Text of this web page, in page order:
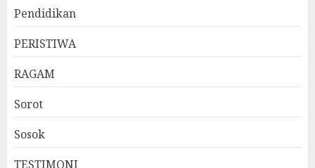
Pendidikan
PERISTIWA
RAGAM
Sorot
Sosok
TESTIMONI